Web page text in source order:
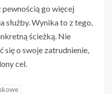
pewnością go więcej
służby. Wynika to z tego,
ścieżką. Nie
się o swoje zatrudnienie,
cel.